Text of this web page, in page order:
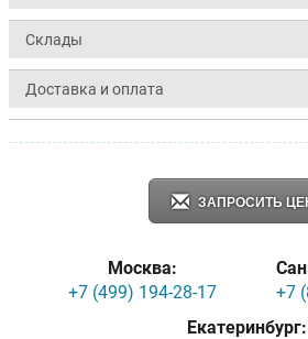
Склады
Доставка и оплата
ЗАПРОСИТЬ
Москва:
+7 (499) 194-28-17
+7
Екатеринбург: